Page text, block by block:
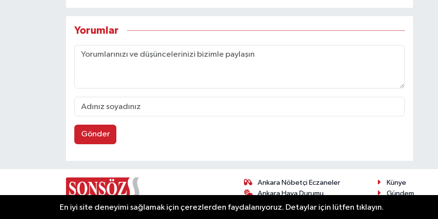
Yorumlar
Gönder
Ulusal haberin Ankara'dan yankılanan sesi: Sonsöz
Ankara Nöbetçi Eczaneler
Ankara Hava Durumu
Ankara Namaz Vakitleri
Künye
Gündem
En iyi site deneyimi sağlamak için çerezlerden faydalanıyoruz. Detaylar için lütfen tıklayın.